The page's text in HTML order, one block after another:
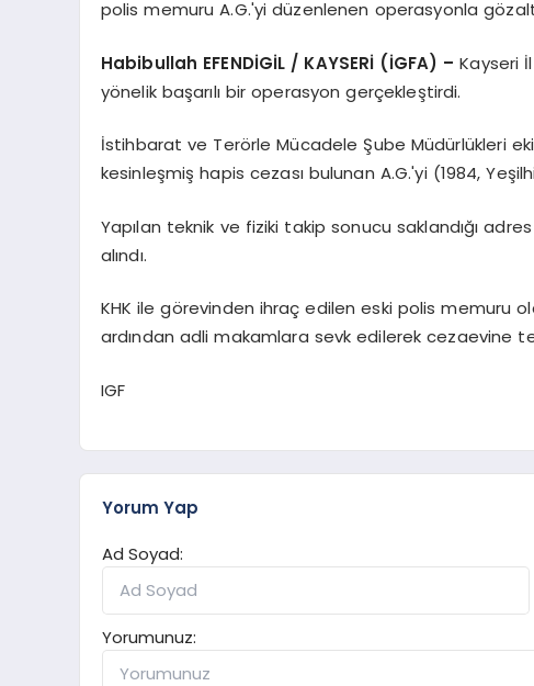
polis memuru A.G.'yi düzenlenen operasyonla
Habibullah EFENDİGİL / KAYSERİ (İGFA) –Kayseri
yönelik başarılı bir operasyon gerçekleştirdi.
İstihbarat ve Terörle Mücadele Şube Müdürlükleri
kesinleşmiş hapis cezası bulunan A.G.'yi (1984,
Yapılan teknik ve fiziki takip sonucu saklandığı
alındı.
KHK ile görevinden ihraç edilen eski polis memuru
ardından adli makamlara sevk edilerek cezaevine
IGF
Yorum Yap
Ad Soyad:
Yorumunuz: